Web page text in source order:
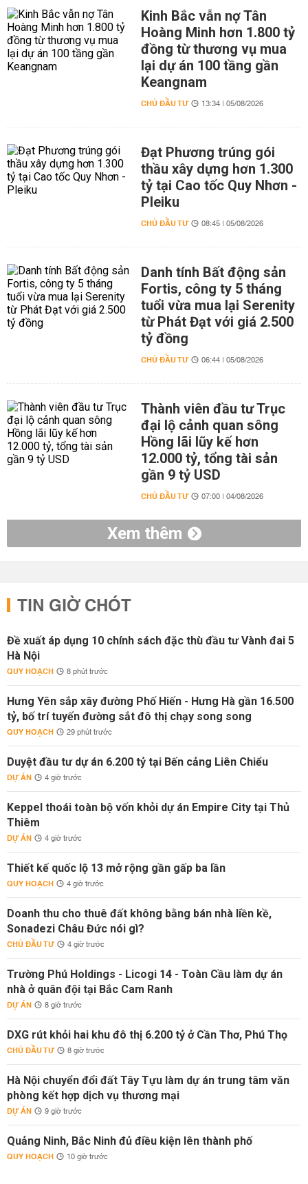
Kinh Bắc vẫn nợ Tân
Hoàng Minh hơn 1.800 tỷ
đồng từ thương vụ mua
lại dự án 100 tầng gần
Keangnam
CHỦ ĐẦU TƯ 13:34 | 05/08/2026
Đạt Phương trúng gói
thầu xây dựng hơn 1.300
tỷ tại Cao tốc Quy Nhơn -
Pleiku
CHỦ ĐẦU TƯ 08:45 | 05/08/2026
Danh tính Bất động sản
Fortis, công ty 5 tháng
tuổi vừa mua lại Serenity
từ Phát Đạt với giá 2.500
tỷ đồng
CHỦ ĐẦU TƯ 06:44 | 05/08/2026
Thành viên đầu tư Trục
đại lộ cảnh quan sông
Hồng lãi lũy kế hơn
12.000 tỷ, tổng tài sản
gần 9 tỷ USD
CHỦ ĐẦU TƯ 07:00 | 04/08/2026
Xem thêm
TIN GIỜ CHÓT
Đề xuất áp dụng 10 chính sách đặc thù đầu tư Vành đai 5
Hà Nội
QUY HOẠCH 8 phút trước
Hưng Yên sắp xây đường Phố Hiến - Hưng Hà gần 16.500
tỷ, bố trí tuyến đường sắt đô thị chạy song song
QUY HOẠCH 29 phút trước
Duyệt đầu tư dự án 6.200 tỷ tại Bến cảng Liên Chiểu
DỰ ÁN 4 giờ trước
Keppel thoái toàn bộ vốn khỏi dự án Empire City tại Thủ
Thiêm
DỰ ÁN 4 giờ trước
Thiết kế quốc lộ 13 mở rộng gần gấp ba lần
QUY HOẠCH 4 giờ trước
Doanh thu cho thuê đất không bằng bán nhà liền kề,
Sonadezi Châu Đức nói gì?
CHỦ ĐẦU TƯ 4 giờ trước
Trường Phú Holdings - Licogi 14 - Toàn Cầu làm dự án
nhà ở quân đội tại Bắc Cam Ranh
DỰ ÁN 8 giờ trước
DXG rút khỏi hai khu đô thị 6.200 tỷ ở Cần Thơ, Phú Thọ
CHỦ ĐẦU TƯ 8 giờ trước
Hà Nội chuyển đổi đất Tây Tựu làm dự án trung tâm văn
phòng kết hợp dịch vụ thương mại
DỰ ÁN 9 giờ trước
Quảng Ninh, Bắc Ninh đủ điều kiện lên thành phố
QUY HOẠCH 10 giờ trước